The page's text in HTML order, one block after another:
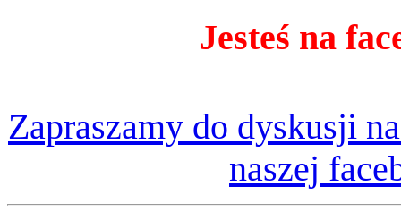
Jesteś na
Zapraszamy do dyskusji
naszej